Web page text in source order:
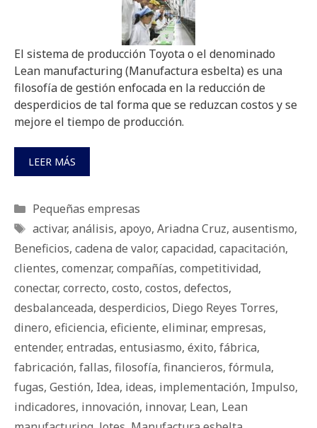
El sistema de producción Toyota o el denominado
Lean manufacturing (Manufactura esbelta) es una
filosofía de gestión enfocada en la reducción de
desperdicios de tal forma que se reduzcan costos y se
mejore el tiempo de producción.
LEER MÁS
Categorías
Pequeñas empresas
Etiquetas
activar, análisis, apoyo, Ariadna Cruz, ausentismo,
Beneficios, cadena de valor, capacidad, capacitación,
clientes, comenzar, compañías, competitividad,
conectar, correcto, costo, costos, defectos,
desbalanceada, desperdicios, Diego Reyes Torres,
dinero, eficiencia, eficiente, eliminar, empresas,
entender, entradas, entusiasmo, éxito, fábrica,
fabricación, fallas, filosofía, financieros, fórmula,
fugas, Gestión, Idea, ideas, implementación, Impulso,
indicadores, innovación, innovar, Lean, Lean